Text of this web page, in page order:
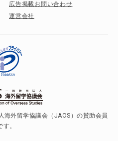
広告掲載お問い合わせ
運営会社
海外留学協議会（JAOS）の賛助会員
す。